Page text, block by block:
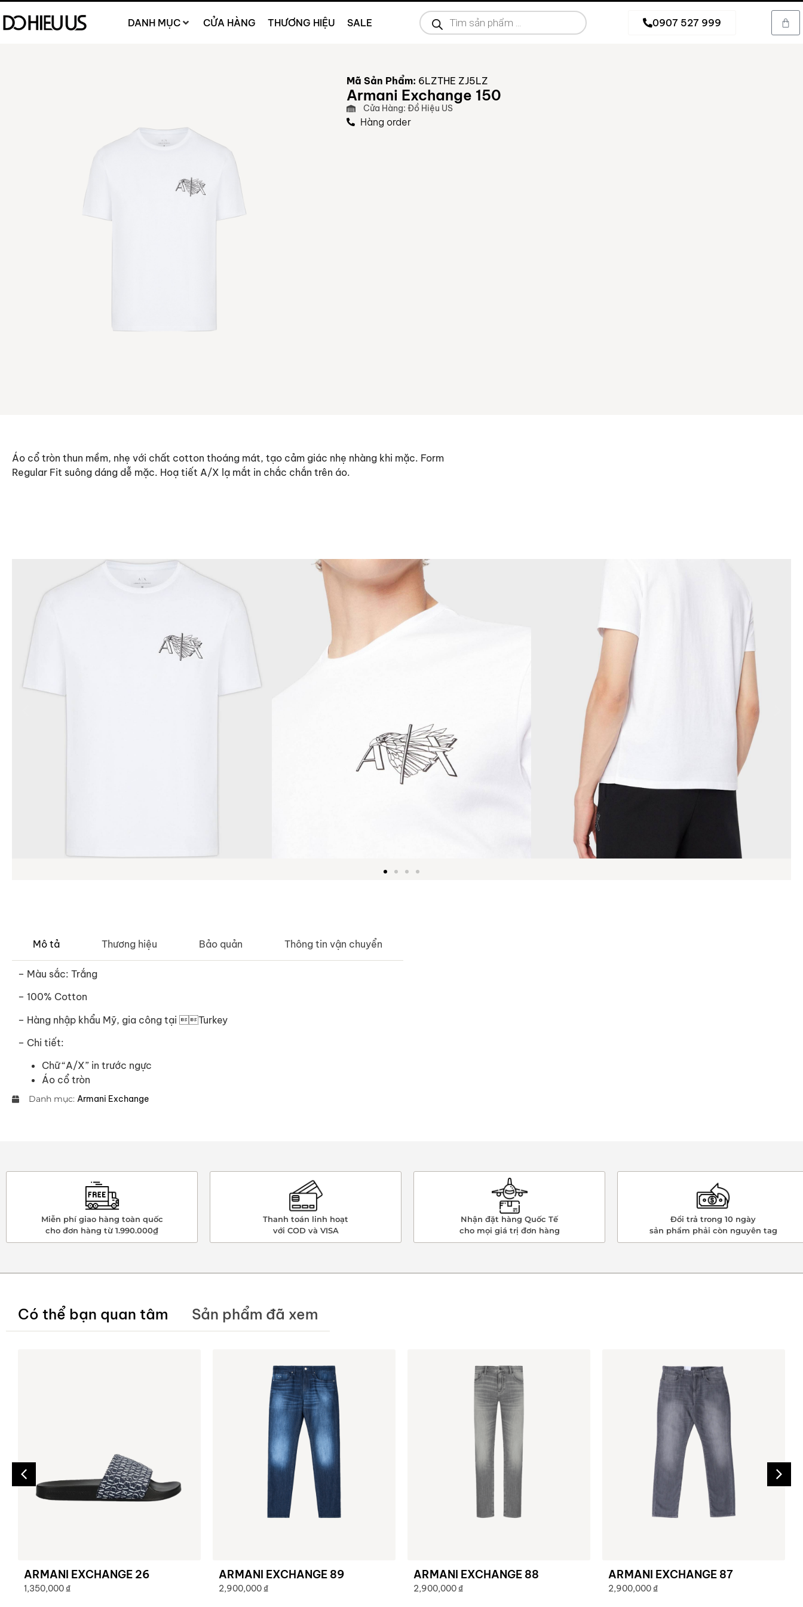
DANH MỤC CỬA HÀNG THƯƠNG HIỆU SALE 0907 527 999
Mã Sản Phẩm: 6LZTHE ZJ5LZ
Armani Exchange 150
Cửa Hàng: Đồ Hiệu US
Hàng order
Áo cổ tròn thun mềm, nhẹ với chất cotton thoáng mát, tạo cảm giác nhẹ nhàng khi mặc. Form
Regular Fit suông dáng dễ mặc. Hoạ tiết A/X lạ mắt in chắc chắn trên áo.
Mô tả Thương hiệu Bảo quản Thông tin vận chuyển
– Màu sắc: Trắng
– 100% Cotton
– Hàng nhập khẩu Mỹ, gia công tại Turkey
– Chi tiết:
Chữ “A/X” in trước ngực
Áo cổ tròn
Danh mục: Armani Exchange
Miễn phí giao hàng toàn quốc
cho đơn hàng từ 1.990.000₫
Thanh toán linh hoạt
với COD và VISA
Nhận đặt hàng Quốc Tế
cho mọi giá trị đơn hàng
Đổi trả trong 10 ngày
sản phẩm phải còn nguyên tag
Có thể bạn quan tâm Sản phẩm đã xem
ARMANI EXCHANGE 26
1,350,000₫
ARMANI EXCHANGE 89
2,900,000₫
ARMANI EXCHANGE 88
2,900,000₫
ARMANI EXCHANGE 87
2,900,000₫